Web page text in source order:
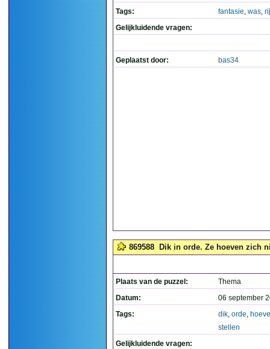
Tags:
fantasie, was,
Gelijkluidende vragen:
Geplaatst door: bas34
869588 Dik in orde. Ze hoeven zich
Plaats van de puzzel:
Thema
Datum:
06 september
Tags:
dik, orde,
stellen
Gelijkluidende vragen: